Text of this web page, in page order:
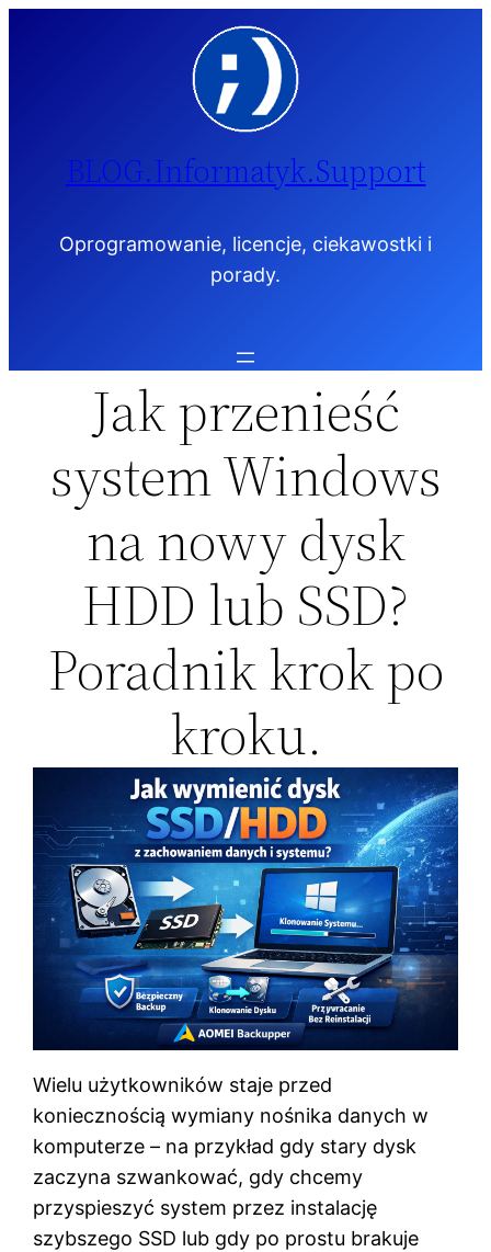
BLOG.Informatyk.Support
Oprogramowanie, licencje, ciekawostki i
porady.
Jak przenieść
system Windows
na nowy dysk
HDD lub SSD?
Poradnik krok po
kroku.
Wielu użytkowników staje przed
koniecznością wymiany nośnika danych w
komputerze – na przykład gdy stary dysk
zaczyna szwankować, gdy chcemy
przyspieszyć system przez instalację
szybszego SSD lub gdy po prostu brakuje